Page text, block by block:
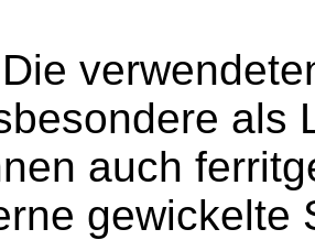
Die
als
auch
gewickelte